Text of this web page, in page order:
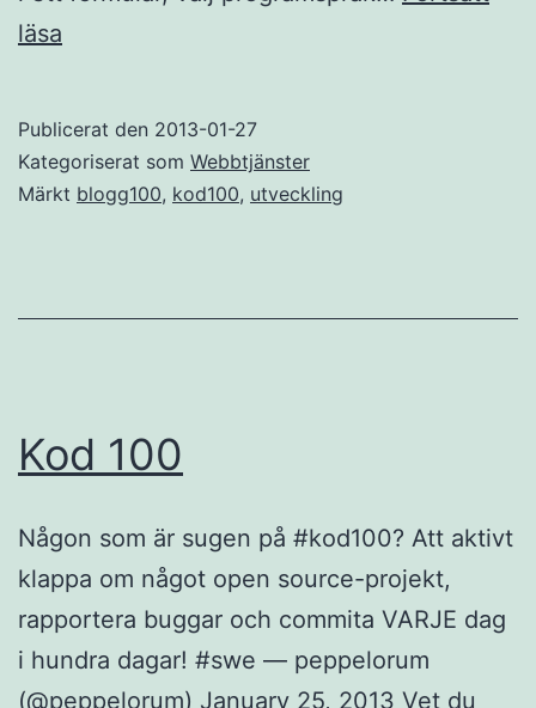
läsa
som
du
att
Publicerat den 2013-01-27
Kategoriserat som Webbtjänster
Märkt blogg100, kod100, utveckling
Kod 100
Någon som är sugen på #kod100? Att aktivt
klappa om något open source-projekt,
rapportera buggar och commita VARJE dag
i hundra dagar! #swe — peppelorum
(@peppelorum) January 25, 2013 Vet du